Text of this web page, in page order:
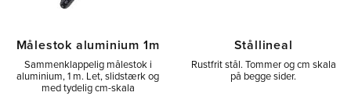
Målestok aluminium 1m
Sammenklappelig målestok i
aluminium, 1 m. Let, slidstærk og
med tydelig cm-skala
Stållineal
Rustfrit stål. Tommer og cm skala
på begge sider.